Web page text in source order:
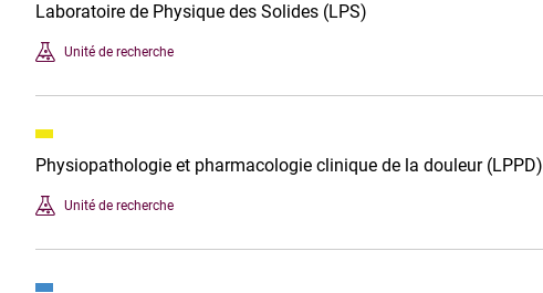
Laboratoire de Physique des Solides (LPS)
Unité de recherche
Physiopathologie et pharmacologie clinique de la douleur (LPPD)
Unité de recherche